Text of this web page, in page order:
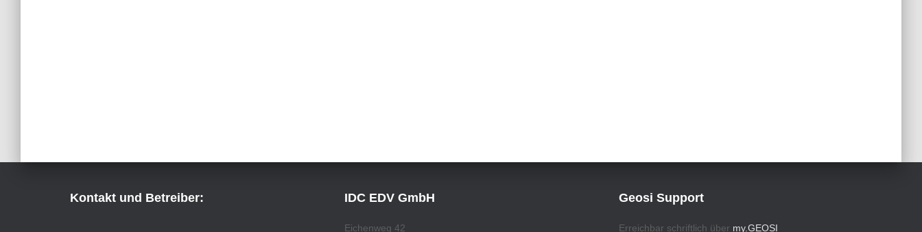
Kontakt und Betreiber: IDC EDV GmbH
Eichenweg 42
Geosi Support
Erreichbar schriftlich über my.GEOSI